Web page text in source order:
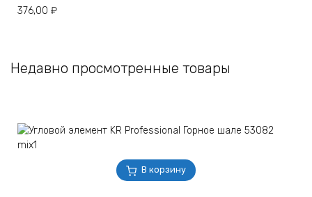
376,00 ₽
Недавно просмотренные товары
В корзину